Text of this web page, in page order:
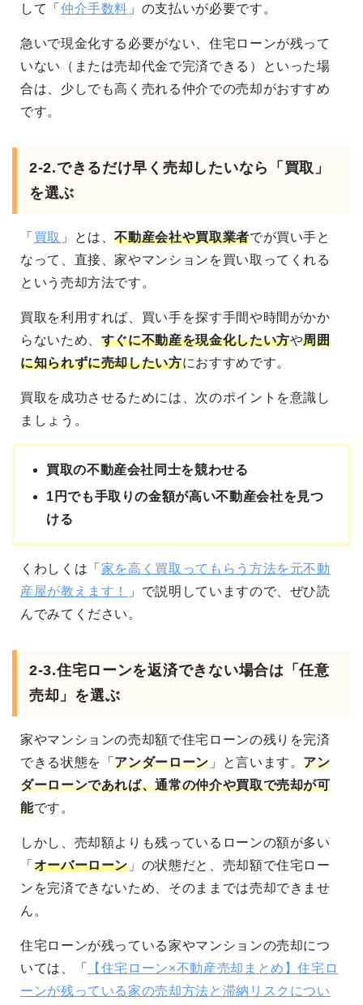
して「 仲介手数料 」の支払いが必要です。
急いで現金化する必要がない、住宅ローンが残って
いない（または売却代金で完済できる）といった場
合は、少しでも高く売れる仲介での売却がおすすめ
です。
2-2.できるだけ早く売却したいなら「買取」
を選ぶ
「 買取 」とは、不動産会社や買取業者でが買い手と
なって、直接、家やマンションを買い取ってくれる
という売却方法です。
買取を利用すれば、買い手を探す手間や時間がかか
らないため、 すぐに不動産を現金化したい方や周囲
に知られずに売却したい方におすすめです。
買取を成功させるためには、次のポイントを意識し
ましょう。
買取の不動産会社同士を競わせる
1円でも手取りの金額が高い不動産会社を見つ
ける
くわしくは「 家を高く買取ってもらう方法を元不動
産屋が教えます！
」で説明していますので、ぜひ読
んでみてください。
2-3.住宅ローンを返済できない場合は「任意
売却」を選ぶ
家やマンションの売却額で住宅ローンの残りを完済
できる状態を「アンダーローン」と言います。アン
ダーローンであれば、通常の仲介や買取で売却が可
能です。
しかし、売却額よりも残っているローンの額が多い
「 オーバーローン 」の状態だと、売却額で住宅ロー
ンを完済できないため、そのままでは売却できませ
ん。
住宅ローンが残っている家やマンションの売却につ
いては、「
【住宅ローン×不動産売却まとめ】住宅ロ
ーンが残っている家の売却方法と滞納リスクについ